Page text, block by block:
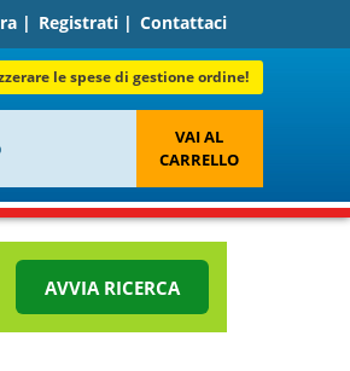
| Registrati| Contattaci
le spese di gestione ordine!
VAI AL
CARRELLO
AVVIA RICERCA